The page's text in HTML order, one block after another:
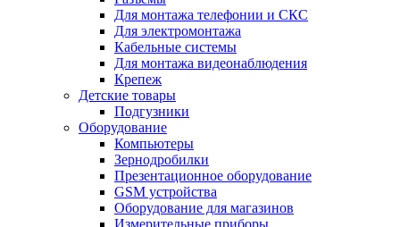
Для монтажа телефонии и СКС
Для электромонтажа
Кабельные системы
Для монтажа видеонаблюдения
Крепеж
Детские товары
Подгузники
Оборудование
Компьютеры
Зернодробилки
Презентационное оборудование
GSM устройства
Оборудование для магазинов
Измерительные приборы